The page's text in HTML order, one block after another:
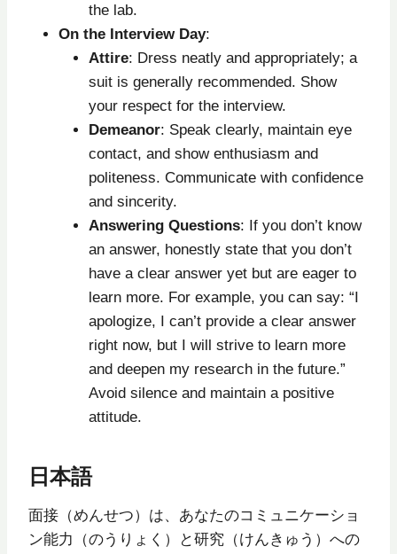
the lab.
On the Interview Day:
Attire: Dress neatly and appropriately; a
suit is generally recommended. Show
your respect for the interview.
Demeanor: Speak clearly, maintain eye
contact, and show enthusiasm and
politeness. Communicate with confidence
and sincerity.
Answering Questions: If you don’t know
an answer, honestly state that you don’t
have a clear answer yet but are eager to
learn more. For example, you can say: “I
apologize, I can’t provide a clear answer
right now, but I will strive to learn more
and deepen my research in the future.”
Avoid silence and maintain a positive
attitude.
日本語
面接（めんせつ）は、あなたのコミュニケーショ
ン能力（のうりょく）と研究（けんきゅう）への